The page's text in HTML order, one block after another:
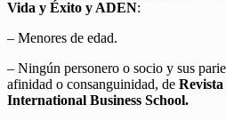
Vida y Éxito y ADEN:
– Menores de edad.
– Ningún personero o socio y sus
afinidad o consanguinidad, de
International Business School.